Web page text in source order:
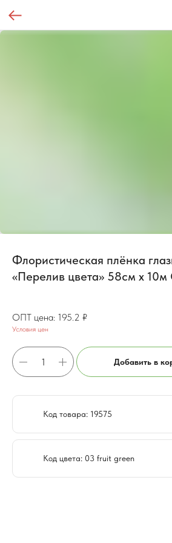
Флористическая плёнка
«Перелив цвета» 58см х 10м
195.2 ₽
Условия цен
Добавить в
Код товара: 19575
Код цвета: 03 fruit green